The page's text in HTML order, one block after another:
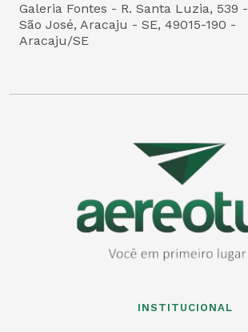
Galeria Fontes - R. Santa Luzia, 539 -
São José, Aracaju - SE, 49015-190 -
Aracaju/SE
INSTITUCIONAL